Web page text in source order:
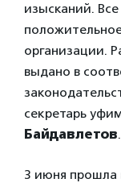
изысканий.
организации.
выдано в
секретарь
Байдавлетов.
3 июня прошла